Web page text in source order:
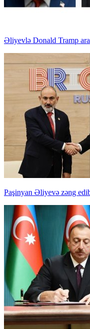
Əliyevlə Donald Tramp
Paşinyan Əliyevə zəng